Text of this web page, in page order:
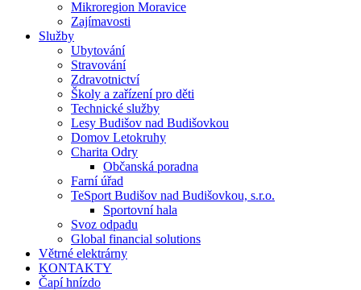
Mikroregion Moravice
Zajímavosti
Služby
Ubytování
Stravování
Zdravotnictví
Školy a zařízení pro děti
Technické služby
Lesy Budišov nad Budišovkou
Domov Letokruhy
Charita Odry
Občanská poradna
Farní úřad
TeSport Budišov nad Budišovkou, s.r.o.
Sportovní hala
Svoz odpadu
Global financial solutions
Větrné elektrárny
KONTAKTY
Čapí hnízdo